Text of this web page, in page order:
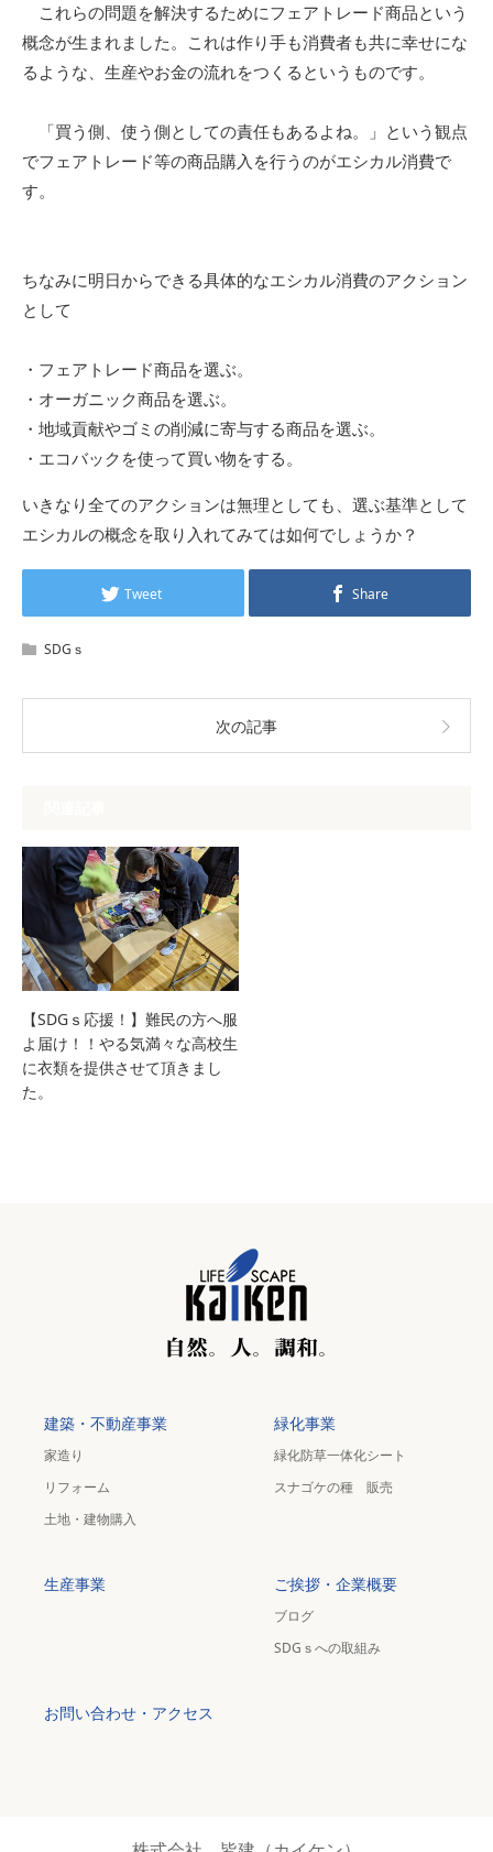
これらの問題を解決するためにフェアトレード商品という
概念が生まれました。これは作り手も消費者も共に幸せにな
るような、生産やお金の流れをつくるというものです。
「買う側、使う側としての責任もあるよね。」という観点
でフェアトレード等の商品購入を行うのがエシカル消費で
す。
ちなみに明日からできる具体的なエシカル消費のアクション
として
・フェアトレード商品を選ぶ。
・オーガニック商品を選ぶ。
・地域貢献やゴミの削減に寄与する商品を選ぶ。
・エコバックを使って買い物をする。
いきなり全てのアクションは無理としても、選ぶ基準として
エシカルの概念を取り入れてみては如何でしょうか？
Tweet Share
SDGｓ
次の記事
【SDGｓ応援！】難民の方へ服
よ届け！！やる気満々な高校生
に衣類を提供させて頂きまし
た。
建築・不動産事業
家造り
リフォーム
土地・建物購入
緑化事業
緑化防草一体化シート
スナゴケの種 販売
生産事業 ご挨拶・企業概要
ブログ
SDGｓへの取組み
お問い合わせ・アクセス